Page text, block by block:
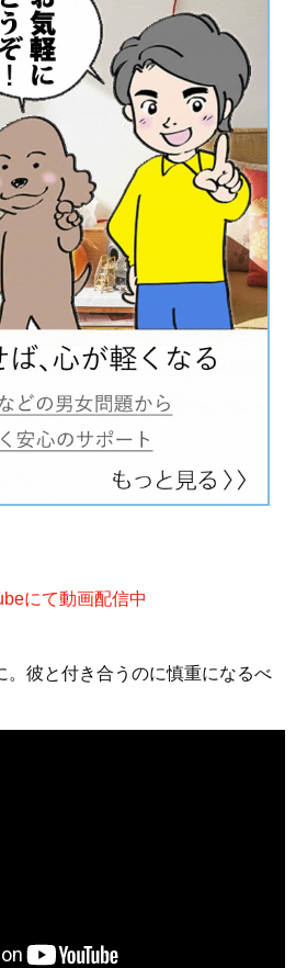
にて動画配信中
。彼と付き合うのに慎重になるべ